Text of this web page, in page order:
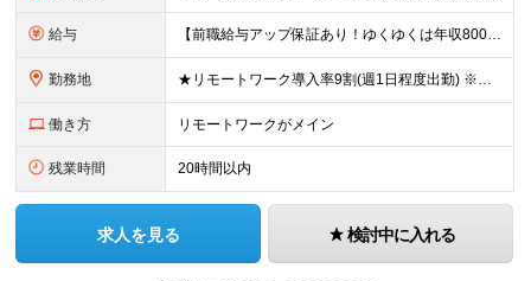
給与 【前職給与アップ保証あり！ゆくゆくは年収800万以上も可能】 ■月給45万円～＋インセンティブ 入社後、年収が300万円と大幅にアップした事例もございます！ 前職と同等かそれ以上の給与を支給していま
勤務地 ★リモートワーク導入率9割(週1日程度出勤) ※出社が伴う場合は東京23区・横浜を中心としたクライアント先になります。 ※配属先は希望を考慮します。 【本社】 東京都千代田区神田須田町1-3-33
働き方 リモートワークがメイン
残業時間 20時間以内
求人を見る 検討中に入れる